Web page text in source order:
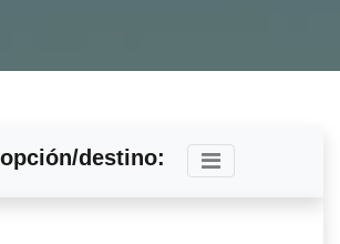
destino: